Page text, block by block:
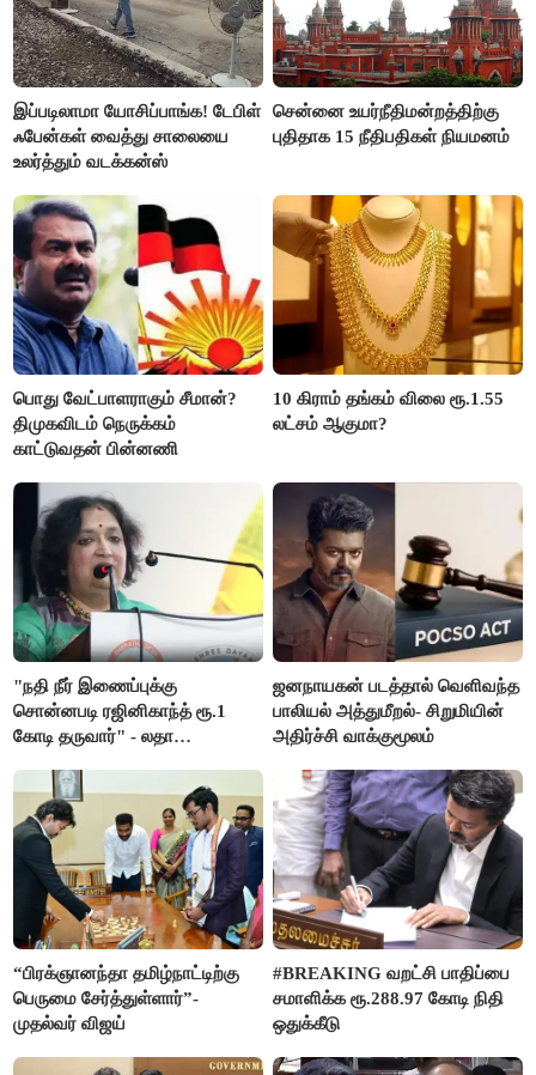
இப்படிலாமா யோசிப்பாங்க! டேபிள்
ஃபேன்கள் வைத்து சாலையை
உலர்த்தும் வடக்கன்ஸ்
சென்னை உயர்நீதிமன்றத்திற்கு
புதிதாக 15 நீதிபதிகள் நியமனம்
பொது வேட்பாளராகும் சீமான்?
திமுகவிடம் நெருக்கம்
காட்டுவதன் பின்னணி
10 கிராம் தங்கம் விலை ரூ.1.55
லட்சம் ஆகுமா?
"நதி நீர் இணைப்புக்கு
சொன்னபடி ரஜினிகாந்த் ரூ.1
கோடி தருவார்" - லதா
ஜனநாயகன் படத்தால் வெளிவந்த
பாலியல் அத்துமீறல்- சிறுமியின்
அதிர்ச்சி வாக்குமூலம்
“பிரக்ஞானந்தா தமிழ்நாட்டிற்கு
பெருமை சேர்த்துள்ளார்”-
முதல்வர் விஜய்
#BREAKING வறட்சி பாதிப்பை
சமாளிக்க ரூ.288.97 கோடி நிதி
ஒதுக்கீடு